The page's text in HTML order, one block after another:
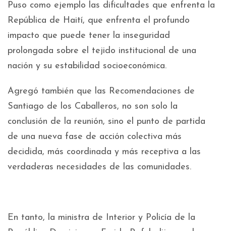
Puso como ejemplo las dificultades que enfrenta la
República de Haití, que enfrenta el profundo
impacto que puede tener la inseguridad
prolongada sobre el tejido institucional de una
nación y su estabilidad socioeconómica.
Agregó también que las Recomendaciones de
Santiago de los Caballeros, no son solo la
conclusión de la reunión, sino el punto de partida
de una nueva fase de acción colectiva más
decidida, más coordinada y más receptiva a las
verdaderas necesidades de las comunidades.
En tanto, la ministra de Interior y Policía de la